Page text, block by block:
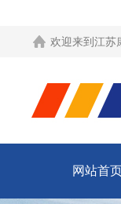
欢迎来到 江苏
网站首